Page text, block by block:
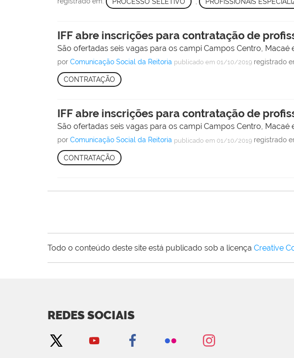
IFF abre inscrições para contratação de
São ofertadas seis vagas para os campi Campos Centro,
porComunicação Social da Reitoria publicado em 01/10/2019 registrado
CONTRATAÇÃO
IFF abre inscrições para contratação de
São ofertadas seis vagas para os campi Campos Centro,
porComunicação Social da Reitoria publicado em 01/10/2019 registrado
CONTRATAÇÃO
Todo o conteúdo deste site está publicado sob a licença Creative
REDES SOCIAIS